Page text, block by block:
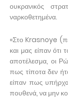
ουκρανικός
ναρκοθετημένα.
«Στο Krasnoye
και μας είπαν ότι
αποτέλεσμα, οι
πως τίποτα δεν
είπαν πως
πουθενά, να μην